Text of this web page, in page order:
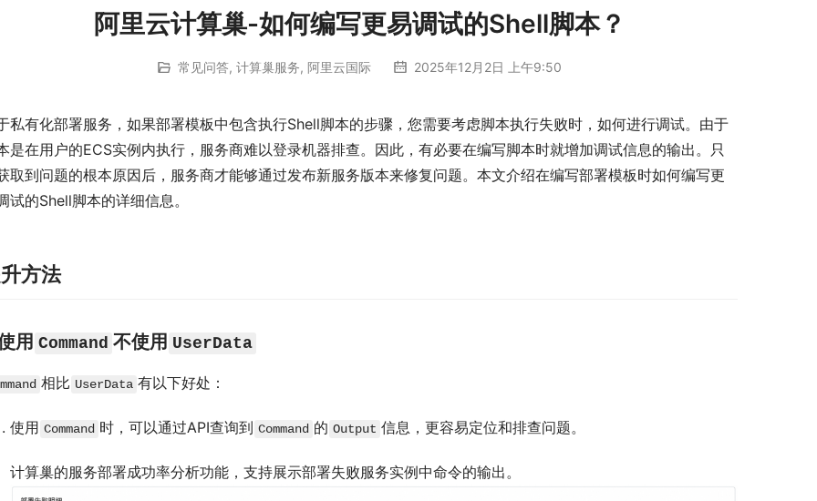
阿里云计算巢-如何编写更易调试的Shell脚本？
常见问答, 计算巢服务, 阿里云国际 2025年12月2日 上午9:50
私有化部署服务，如果部署模板中包含执行Shell脚本的步骤，您需要考虑脚本执行失败时，如何进行调试。由于
是在用户的ECS实例内执行，服务商难以登录机器排查。因此，有必要在编写脚本时就增加调试信息的输出。只
取到问题的根本原因后，服务商才能够通过发布新服务版本来修复问题。本文介绍在编写部署模板时如何编写更
试的Shell脚本的详细信息。
方法
用 Command 不使用 UserData
相比 UserData 有以下好处：
使用 Command 时，可以通过API查询到 Command 的 Output 信息，更容易定位和排查问题。
计算巢的服务部署成功率分析功能，支持展示部署失败服务实例中命令的输出。